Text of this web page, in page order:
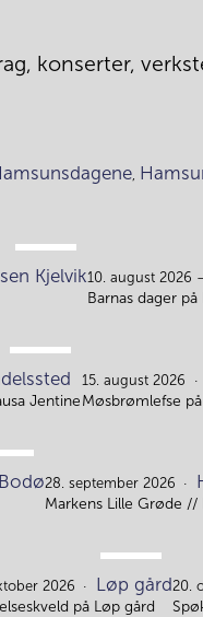
konserter,
,
9.
Kjelvik10. august 2026
Barnas dager
11.
Jentine
15. august 2026
Møsbrømlefse
5. 28. september 2026
Markens Lille Grøde
19.
2026 Løp gård
på Løp gård
20.